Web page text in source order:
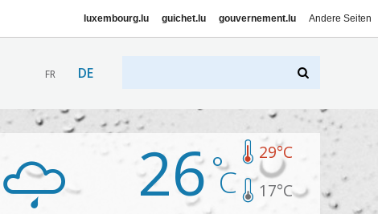
luxembourg.lu guichet.lu gouvernement.lu Andere Seiten
FR DE
26 29°C
17°C